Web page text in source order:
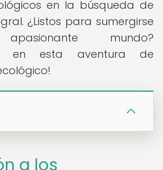
en la búsqueda de
¿Listos para sumergirse
mundo?
en esta aventura de
a los